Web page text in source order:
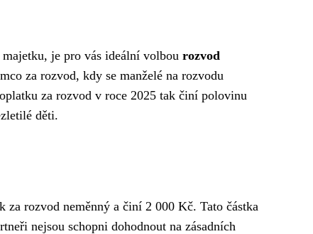
majetku, je pro vás ideální volbou rozvod
za rozvod, kdy se manželé na rozvodu
za rozvod v roce 2025 tak činí polovinu
děti.
za rozvod neměnný a činí 2 000 Kč. Tato částka
nejsou schopni dohodnout na zásadních